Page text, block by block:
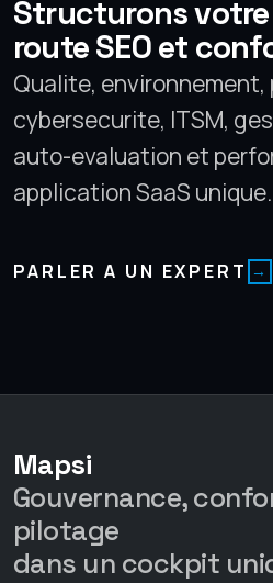
Structurons
route SEO et
Qualite, environnement,
cybersecurite, ITSM,
auto-evaluation et
application SaaS unique.
PARLER A UN EXPERT
Mapsi
Gouvernance,
pilotage
dans un cockpit